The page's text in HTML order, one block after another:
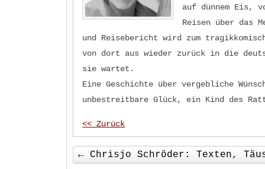
auf dünnem Eis,
Reisen über das
und Reisebericht wird zum
von dort aus wieder zurück in die
sie wartet.
Eine Geschichte über vergebliche
unbestreitbare Glück, ein Kind des
<< Zurück
← Chrisjo Schröder: Texten,